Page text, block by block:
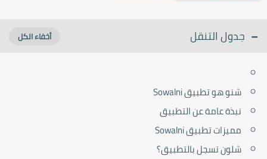
جدول التنقل
شنو هو تطبيق Sowalni
نبذة عامة عن التطبيق
مميزات تطبيق Sowalni
شلون تسجل بالتطبيق؟